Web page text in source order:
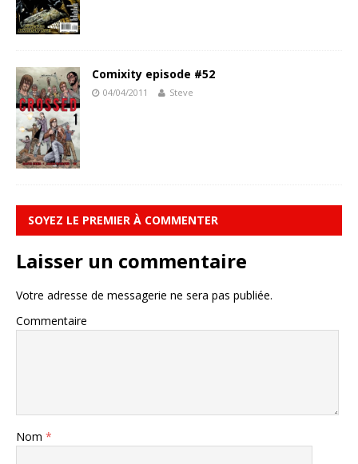
Comixity episode #52
04/04/2011 Steve
SOYEZ LE PREMIER À COMMENTER
Laisser un commentaire
Votre adresse de messagerie ne sera pas publiée.
Commentaire
Nom *